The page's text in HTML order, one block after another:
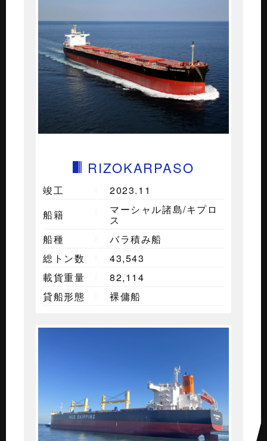
RIZOKARPASO
竣工
2023.11
船籍
マーシャル諸島/キプロ
ス
船種
バラ積み船
総トン数
43,543
載貨重量
82,114
貸船形態
裸傭船